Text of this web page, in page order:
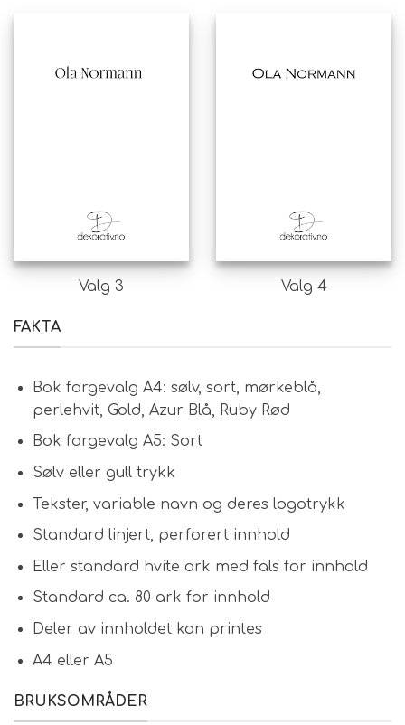
Valg 3 Valg 4
FAKTA
Bok fargevalg A4: sølv, sort, mørkeblå,
perlehvit, Gold, Azur Blå, Ruby Rød
Bok fargevalg A5: Sort
Sølv eller gull trykk
Tekster, variable navn og deres logotrykk
Standard linjert, perforert innhold
Eller standard hvite ark med fals for innhold
Standard ca. 80 ark for innhold
Deler av innholdet kan printes
A4 eller A5
BRUKSOMRÅDER